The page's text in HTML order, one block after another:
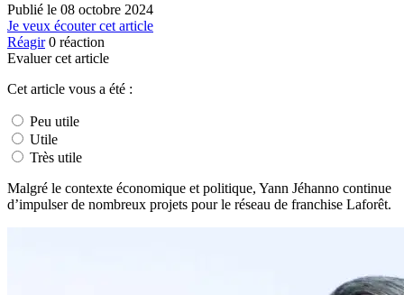
Publié le 08 octobre 2024
Je veux écouter cet article
Réagir 0 réaction
Evaluer cet article
Cet article vous a été :
Peu utile
Utile
Très utile
Malgré le contexte économique et politique, Yann Jéhanno continue
d’impulser de nombreux projets pour le réseau de franchise Laforêt.